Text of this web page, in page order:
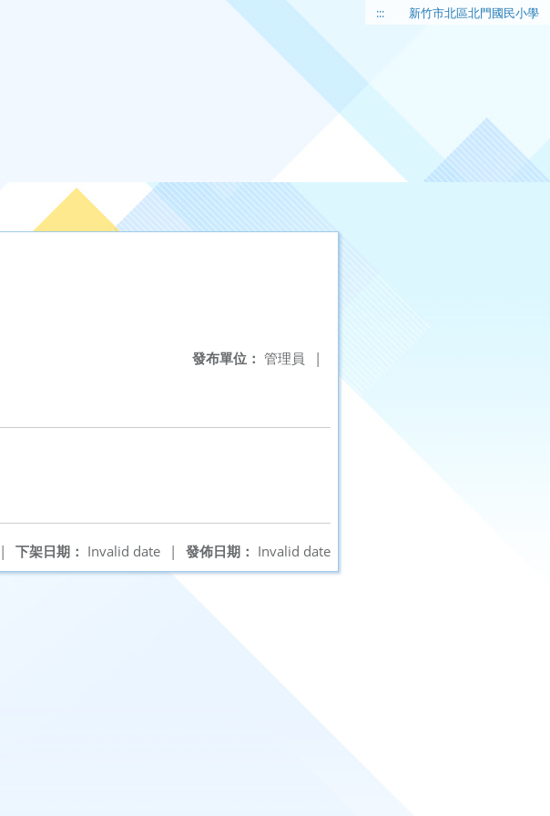
::: 新竹市北區北門國民小學
發布單位： 管理員 |
發佈日期： Invalid date
下架日期： Invalid date |
|